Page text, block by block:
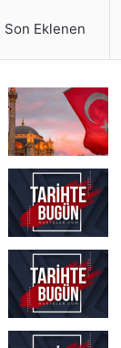
Son Eklenen